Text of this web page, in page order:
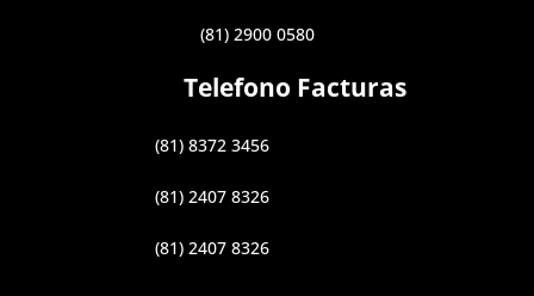
(81) 2900 0580
Telefono Facturas
(81) 8372 3456
(81) 2407 8326
(81) 2407 8326